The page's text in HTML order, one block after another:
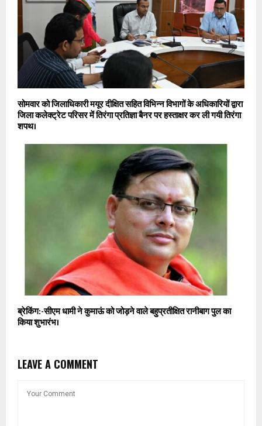
सोमवार को जिलाधिकारी मयूर दीक्षित सहित विभिन्न विभागों के अधिकारियों द्वारा
जिला कलेक्ट्रेट परिसर में तिरंगा प्रतिज्ञा बैनर पर हस्ताक्षर कर ली गयी तिरंगा
शपथ।
ब्रेकिंग:-सीएम धामी ने कुमाऊं को जोड़ने वाले बहुप्रतीक्षित रानीबाग पुल का
किया शुभारंभ।
LEAVE A COMMENT